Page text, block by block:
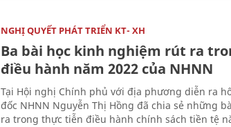
NGHỊ QUYẾT PHÁT TRIỂN KT- XH
Ba bài học kinh nghiệm rút ra
điều hành năm 2022 của NHNN
Tại Hội nghị Chính phủ với địa phương diễn ra
đốc NHNN Nguyễn Thị Hồng đã chia sẻ những
ra trong thực tiễn điều hành chính sách tiền tệ